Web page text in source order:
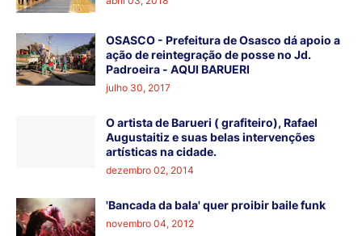
OSASCO - Prefeitura de Osasco dá apoio a
ação de reintegração de posse no Jd.
Padroeira - AQUI BARUERI
julho 30, 2017
O artista de Barueri ( grafiteiro), Rafael
Augustaitiz e suas belas intervenções
artísticas na cidade.
dezembro 02, 2014
'Bancada da bala' quer proibir baile funk
novembro 04, 2012